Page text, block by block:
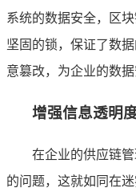
系统的数据安全，区
坚固的锁，保证了数
意篡改，为企业的数
增强信息透明
在企业的供应链
的问题，这就如同在